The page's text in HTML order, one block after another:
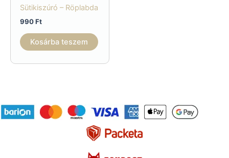
Sütikiszúró – Röplabda
990Ft
Kosárba teszem